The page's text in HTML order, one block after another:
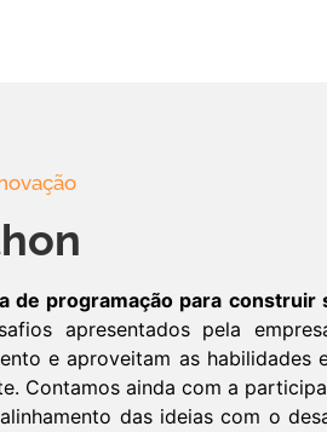
de programação para construir
apresentados pela
e aproveitam as habilidades
Contamos ainda com a
das ideias com o